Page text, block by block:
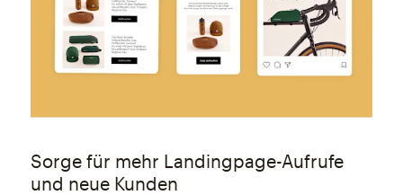
Sorge für mehr Landingpage-Aufrufe
und neue Kunden